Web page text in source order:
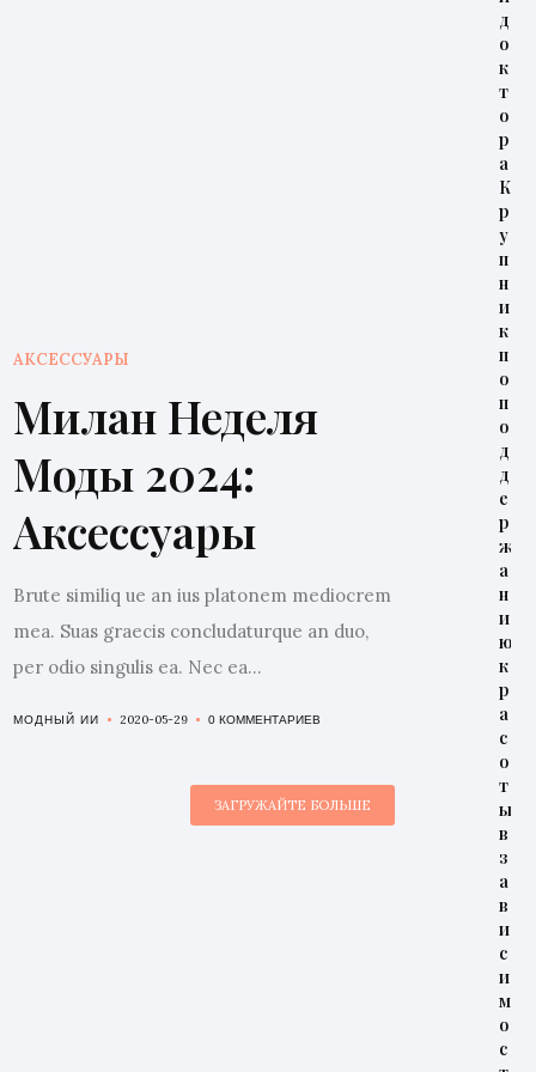
АКСЕССУАРЫ
Милан Неделя
Моды 2024:
Аксессуары
Brute similiq ue an ius platonem mediocrem
mea. Suas graecis concludaturque an duo,
per odio singulis ea. Nec ea...
МОДНЫЙ ИИ 2020-05-29 0 КОММЕНТАРИЕВ
ЗАГРУЖАЙТЕ БОЛЬШЕ
д
о
к
т
о
р
а
К
р
у
п
н
и
к
п
о
п
о
д
д
е
р
ж
а
н
и
ю
к
р
а
с
о
т
ы
в
з
а
в
и
с
и
м
о
с